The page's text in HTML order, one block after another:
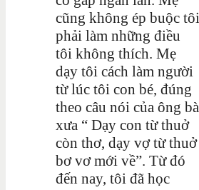
cũng không ép buộc tôi
phải làm những điều
tôi không thích. Mẹ
dạy tôi cách làm người
từ lúc tôi con bé, đúng
theo câu nói của ông bà
xưa “ Dạy con từ thuở
còn thơ, dạy vợ từ thuở
bơ vơ mới về”. Từ đó
đến nay, tôi đã học